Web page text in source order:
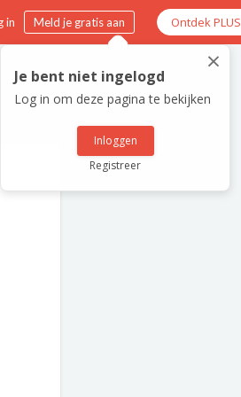
in Meld je gratis aan Ontdek PLUS
×
Je bent niet ingelogd
Log in om deze pagina te bekijken
Inloggen
Registreer